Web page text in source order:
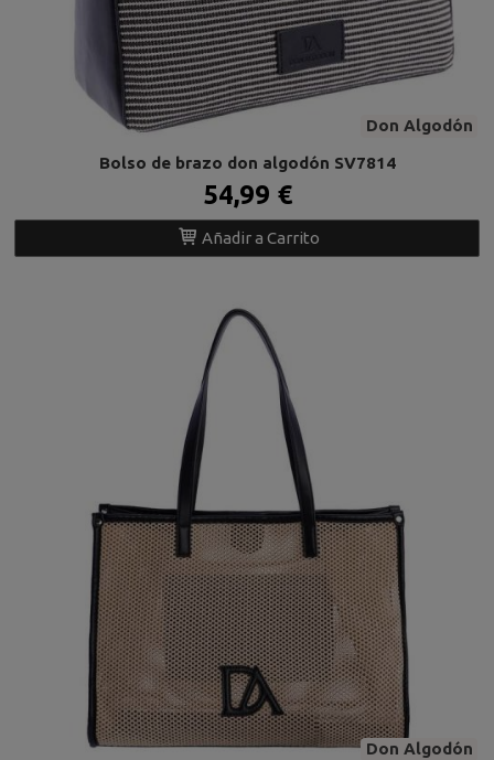
Don Algodón
Bolso de brazo don algodón SV7814
54,99 €
Añadir a Carrito
Don Algodón